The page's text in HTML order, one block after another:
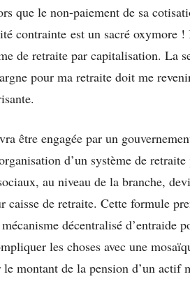
que le non-paiement de sa
contrainte est un sacré oxymore !
de retraite par capitalisation. La
pour ma retraite doit me
être engagée par un
d’un système de
au niveau de la branche,
caisse de retraite. Cette formule
décentralisé d’entraide
les choses avec une
montant de la pension d’un actif